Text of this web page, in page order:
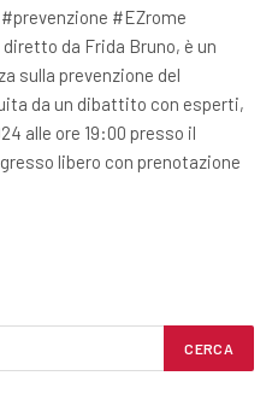
#EZrome
diretto da Frida Bruno, è un
sulla prevenzione del
da un dibattito con esperti,
alle ore 19:00 presso il
libero con prenotazione